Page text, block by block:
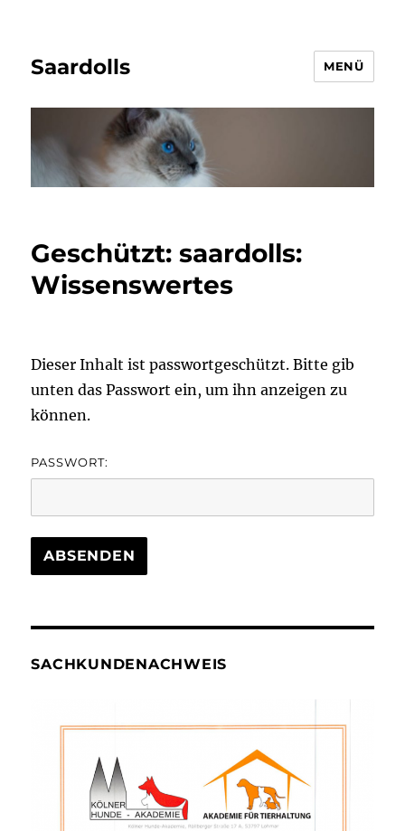
Saardolls MENÜ
Geschützt: saardolls:
Wissenswertes
Dieser Inhalt ist passwortgeschützt. Bitte gib
unten das Passwort ein, um ihn anzeigen zu
können.
PASSWORT:
SACHKUNDENACHWEIS